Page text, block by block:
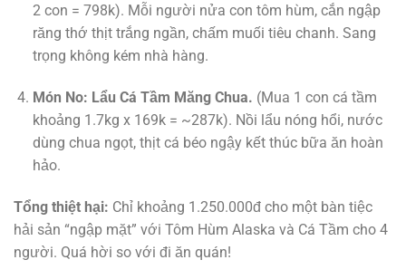
2 con = 798k). Mỗi người nửa con tôm hùm, cắn ngập
răng thớ thịt trắng ngần, chấm muối tiêu chanh. Sang
trọng không kém nhà hàng.
Món No: Lẩu Cá Tầm Măng Chua. (Mua 1 con cá tầm
khoảng 1.7kg x 169k = ~287k). Nồi lẩu nóng hổi, nước
dùng chua ngọt, thịt cá béo ngậy kết thúc bữa ăn hoàn
hảo.
Tổng thiệt hại: Chỉ khoảng 1.250.000đ cho một bàn tiệc
hải sản “ngập mặt” với Tôm Hùm Alaska và Cá Tầm cho 4
người. Quá hời so với đi ăn quán!